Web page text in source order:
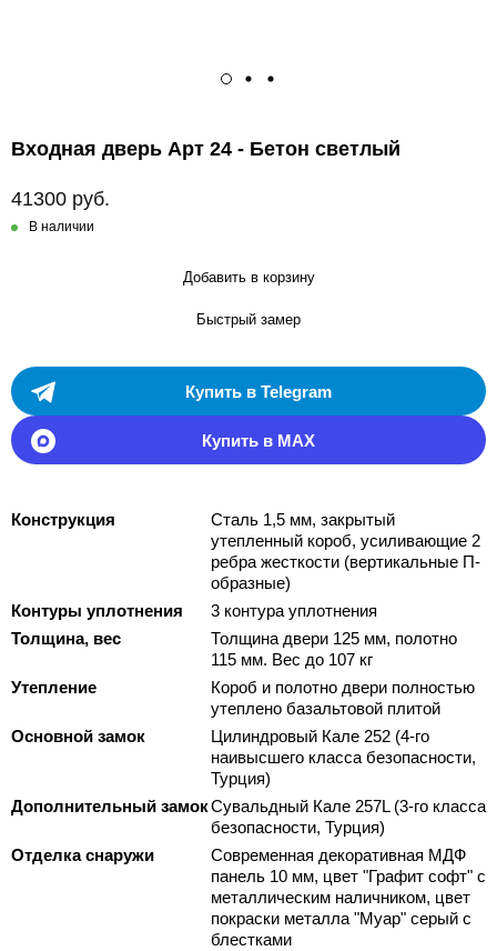
Входная дверь Арт 24 - Бетон светлый
41300 руб.
В наличии
Добавить в корзину
Быстрый замер
Купить в Telegram
Купить в MAX
Конструкция
Сталь 1,5 мм, закрытый
утепленный короб, усиливающие 2
ребра жесткости (вертикальные П-
образные)
Контуры уплотнения
3 контура уплотнения
Толщина, вес
Толщина двери 125 мм, полотно
115 мм. Вес до 107 кг
Утепление
Короб и полотно двери полностью
утеплено базальтовой плитой
Основной замок
Цилиндровый Кале 252 (4-го
наивысшего класса безопасности,
Турция)
Дополнительный замокСувальдный Кале 257L (3-го класса
безопасности, Турция)
Отделка снаружи
Современная декоративная МДФ
панель 10 мм, цвет "Графит софт" с
металлическим наличником, цвет
покраски металла "Муар" серый с
блестками